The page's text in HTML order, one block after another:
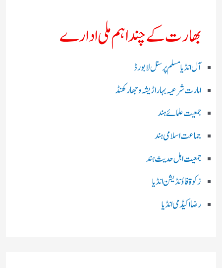
بھارت کے چند اہم ملی ادارے
آل انڈیا مسلم پرسنل لا بورڈ
امارت شرعیہ بہار اڑیشہ و جھارکھنڈ
جمعیت علمائے ہند
جماعت اسلامی ہند
جمعیت اہل حدیث ہند
زکوۃ فاؤنڈیشن انڈیا
رضا اکیڈمی انڈیا